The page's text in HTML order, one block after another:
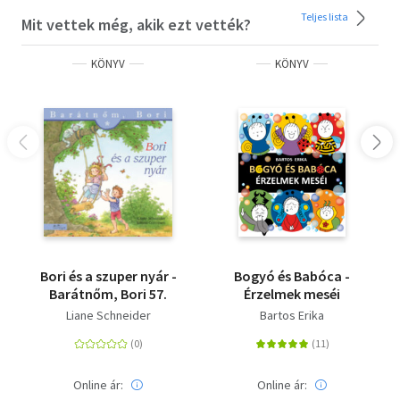
Mit vettek még, akik ezt vették? Teljes lista
KÖNYV
Bori és a szuper nyár -
Barátnőm, Bori 57.
Liane Schneider
Online ár:
KÖNYV
Bogyó és Babóca -
Érzelmek meséi
Bartos Erika
Online ár: